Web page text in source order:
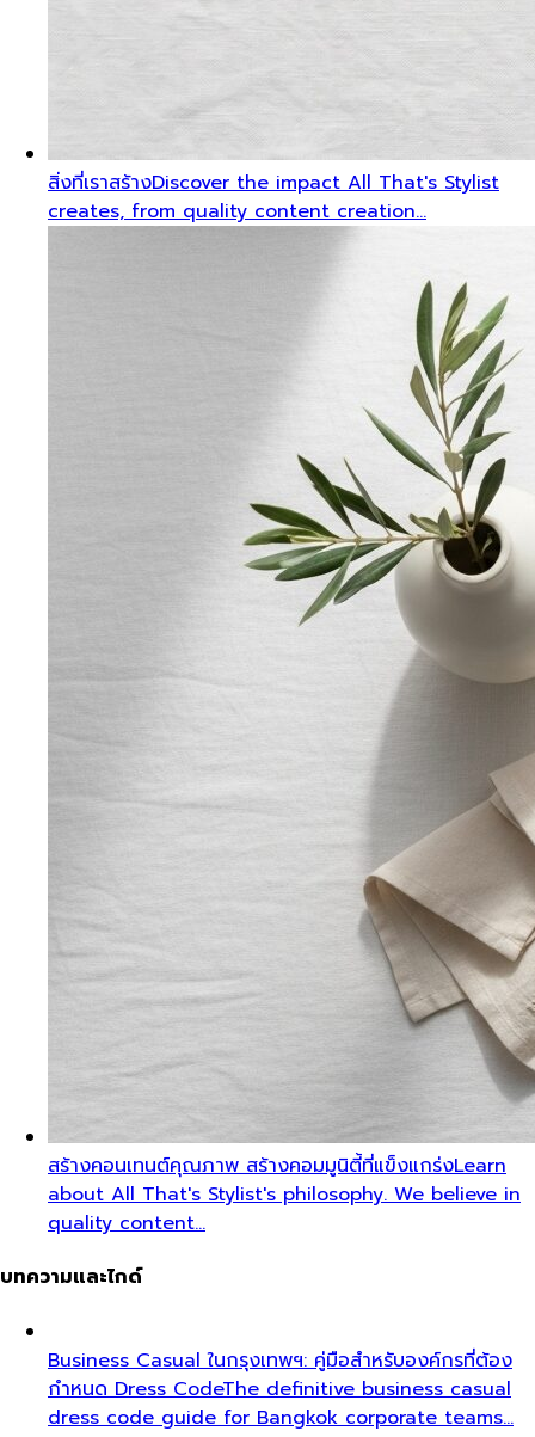
สิ่งที่เราสร้างDiscover the impact All That's Stylist
creates, from quality content creation…
สร้างคอนเทนต์คุณภาพ สร้างคอมมูนิตี้ที่แข็งแกร่งLearn
about All That's Stylist's philosophy. We believe in
quality content…
บทความและไกด์
Business Casual ในกรุงเทพฯ: คู่มือสำหรับองค์กรที่ต้อง
กำหนด Dress CodeThe definitive business casual
dress code guide for Bangkok corporate teams…